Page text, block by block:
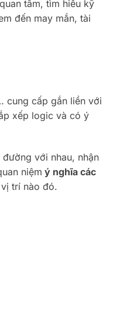
tâm, tìm hiểu kỹ
đến may mắn, tài
cung cấp gắn liền với
xếp logic và có ý
với nhau, nhận
niệm ý nghĩa các
trí nào đó.